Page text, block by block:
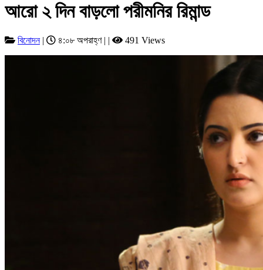
আরো ২ দিন বাড়লো পরীমনির রিমান্ড
বিনোদন| ৪:০৮ অপরাহ্ণ | | 491 Views